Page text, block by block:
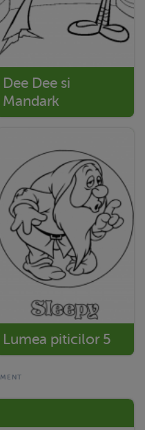
Dee Dee si
Mandark
Lumea piticilor 5